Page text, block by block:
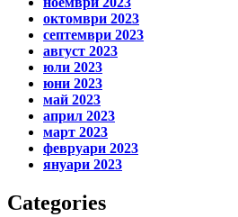
октомври 2023
септември 2023
август 2023
юли 2023
юни 2023
май 2023
април 2023
март 2023
февруари 2023
януари 2023
Categories